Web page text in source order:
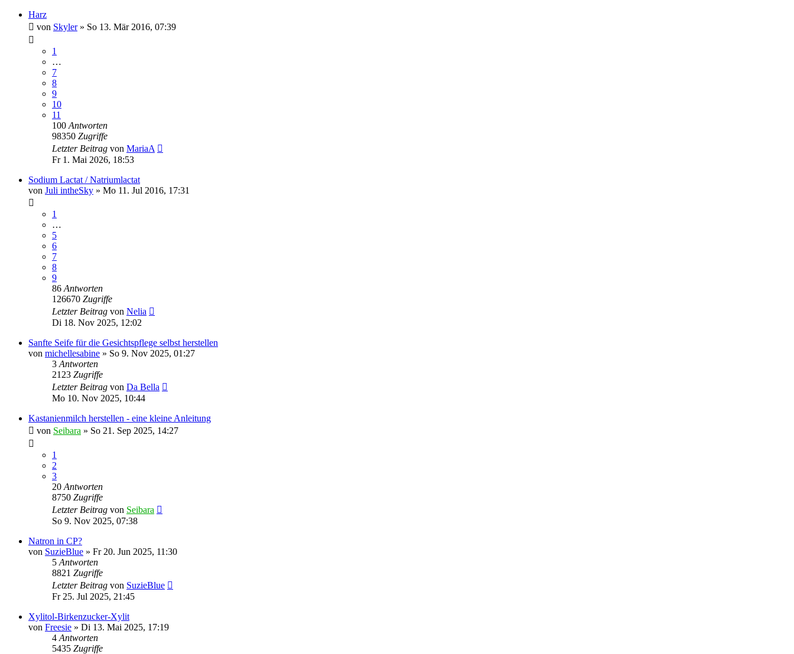
Harz
von Skyler» So 13. Mär 2016, 07:39
1
…
7
8
9
10
11
100 Antworten
98350 Zugriffe
Letzter Beitrag von MariaA
Fr 1. Mai 2026, 18:53
Sodium Lactat / Natriumlactat
von Juli intheSky » Mo 11. Jul 2016, 17:31
1
…
5
6
7
8
9
86 Antworten
126670 Zugriffe
Letzter Beitrag von Nelia
Di 18. Nov 2025, 12:02
Sanfte Seife für die Gesichtspflege selbst herstellen
von michellesabine » So 9. Nov 2025, 01:27
3 Antworten
2123 Zugriffe
Letzter Beitrag von Da Bella
Mo 10. Nov 2025, 10:44
Kastanienmilch herstellen - eine kleine Anleitung
von Seibara » So 21. Sep 2025, 14:27
1
2
3
20 Antworten
8750 Zugriffe
Letzter Beitrag von Seibara
So 9. Nov 2025, 07:38
Natron in CP?
von SuzieBlue » Fr 20. Jun 2025, 11:30
5 Antworten
8821 Zugriffe
Letzter Beitrag von SuzieBlue
Fr 25. Jul 2025, 21:45
Xylitol-Birkenzucker-Xylit
von Freesie » Di 13. Mai 2025, 17:19
4 Antworten
5435 Zugriffe